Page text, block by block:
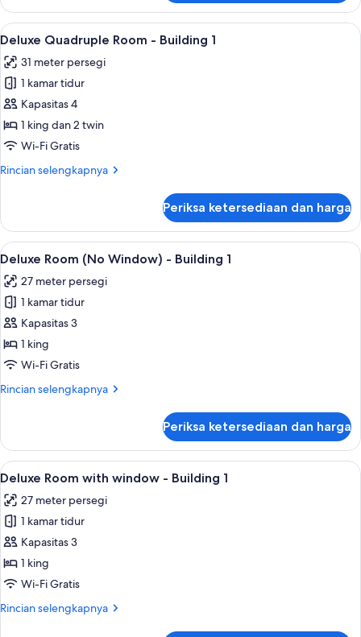
Standard
Triple
Room
Building
Lihat
semua
foto
untuk
Deluxe
Quadruple
Room
Building
Deluxe Quadruple Room - Building
8
Deluxe Quadruple Room - Building 1
31 meter persegi
1 kamar tidur
Kapasitas 4
1 king dan 2 twin
Wi-Fi Gratis
Rincian selengkapnya
Rincian
Deluxe
Quadruple
Room
Building
Periksa ketersediaan dan harga
Lihat
semua
foto
untuk
Deluxe
Room
(No
-
Tirai kedap cahaya, Wi-Fi gratis, dan
10
Deluxe Room (No Window) - Building 1
27 meter persegi
1 kamar tidur
Kapasitas 3
1 king
Wi-Fi Gratis
Rincian selengkapnya
Rincian
Deluxe
Room
(No
Building
Periksa ketersediaan dan harga
Lihat
semua
foto
untuk
Deluxe
Room
with
-
Deluxe Room with window -
13
Deluxe Room with window - Building 1
27 meter persegi
1 kamar tidur
Kapasitas 3
1 king
Wi-Fi Gratis
Rincian selengkapnya
Rincian